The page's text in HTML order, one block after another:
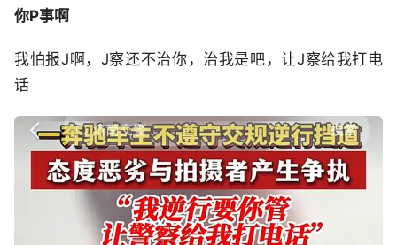
你P事啊
我怕报J啊，J察还不治你，治我是吧，让J察给我打电
话